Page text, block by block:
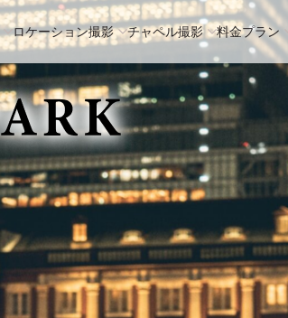
ロケーション撮影 チャペル撮影 料金プラン